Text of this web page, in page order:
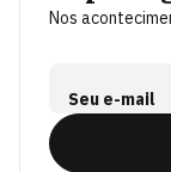
Nos
Seu e-mail